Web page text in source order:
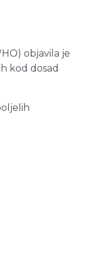
objavila je
kod dosad